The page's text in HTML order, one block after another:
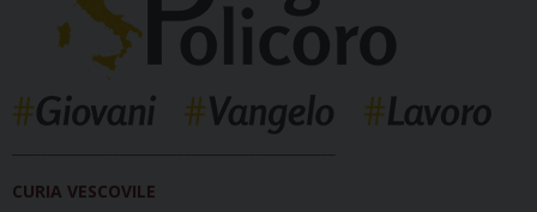
CURIA VESCOVILE